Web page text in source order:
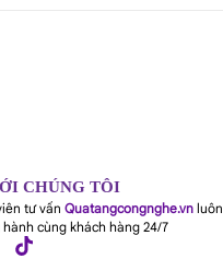
CHÚNG TÔI
tư vấn Quatangcongnghe.vnluôn
cùng khách hàng 24/7